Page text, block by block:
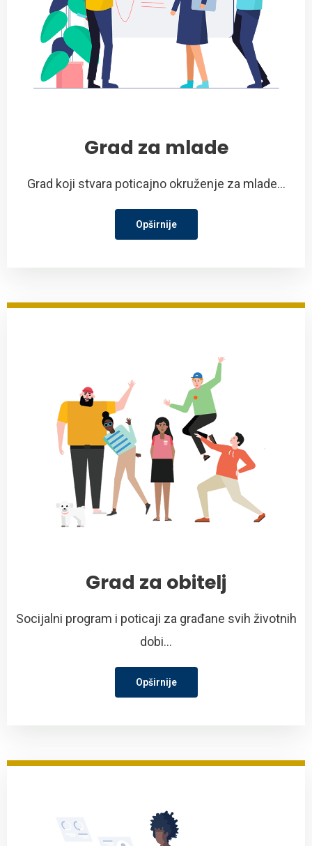
Grad za mlade
Grad koji stvara poticajno okruženje za mlade...
Opširnije
Grad za obitelj
Socijalni program i poticaji za građane svih životnih
dobi...
Opširnije